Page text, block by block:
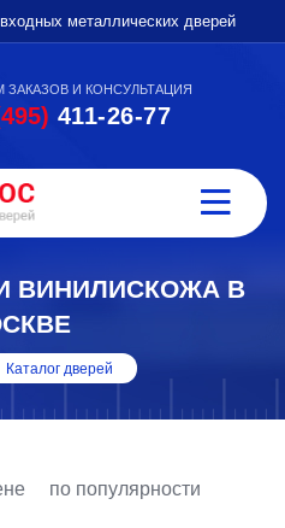
металлических дверей
ЗАКАЗОВ И КОНСУЛЬТАЦИЯ
411-26-77
ВИНИЛИСКОЖА В
Каталог дверей
по популярности